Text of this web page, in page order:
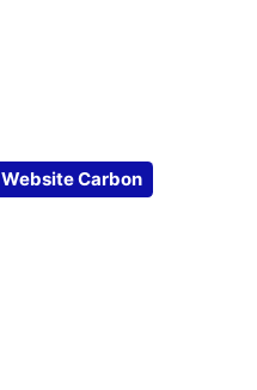
Website Carbon